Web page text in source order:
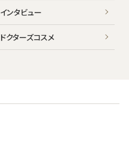
インタビュー
ドクターズコスメ